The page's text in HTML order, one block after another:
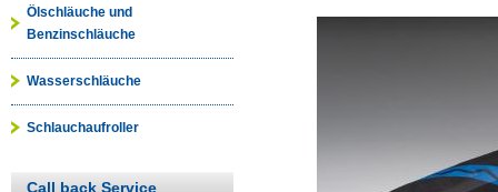
Ölschläuche und
Benzinschläuche
Wasserschläuche
Schlauchaufroller
Call back Service